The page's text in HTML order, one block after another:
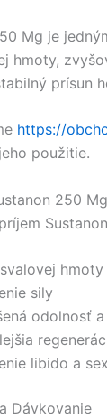
Mg je
hmoty,
prísun
https://
použitie.
250 Mg
hmoty
sily
odolnosť
libido a
Dávkovanie